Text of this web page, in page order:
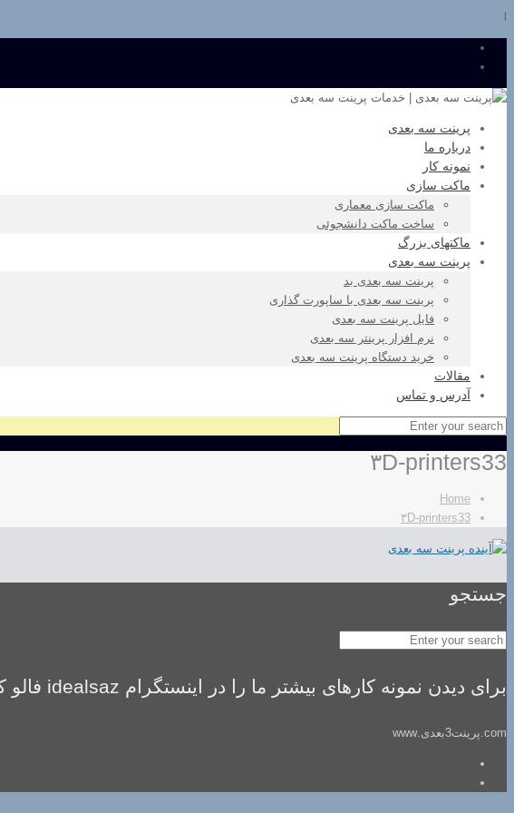
پرینت سه بعدی
درباره ما
نمونه کار
ماکت سازی
ماکت سازی معماری
ساخت ماکت دانشجوئی
ماکتهای بزرگ
پرینت سه بعدی
پرینت سه بعدی بد
پرینت سه بعدی با ساپورت گذاری
فایل پرینت سه بعدی
نرم افزار پرینتر سه بعدی
خرید دستگاه پرینت سه بعدی
مقالات
آدرس و تماس
۳D-printers33
Home
۳D-printers33
جستجو
برای دیدن نمونه کارهای بیشتر ما را در اینستگرام idealsaz فالو کنید
com.پرینت3بعدی.www